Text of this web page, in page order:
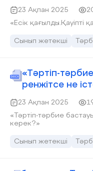
23 Ақпан 2025
«Есік қағылды.Қауіпті
Сынып жетекші
«Тәртіп-
ренжітсе не
23 Ақпан 2025
«Тәртіп-тәрбие бастауы» «Досыңызды ренжітсе не
керек?»
Сынып жетекші